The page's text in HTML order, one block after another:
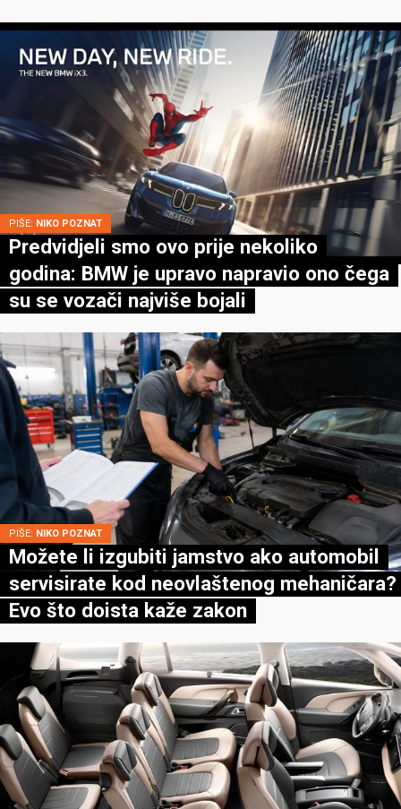
PIŠE: NIKO POZNAT
Predvidjeli smo ovo prije nekoliko
godina: BMW je upravo napravio ono čega
su se vozači najviše bojali
PIŠE: NIKO POZNAT
Možete li izgubiti jamstvo ako automobil
servisirate kod neovlaštenog mehaničara?
Evo što doista kaže zakon